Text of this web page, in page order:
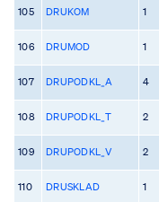
105 DRUKOM 1
106 DRUMOD 1
107 DRUPODKL_A 4
108 DRUPODKL_T 2
109 DRUPODKL_V 2
110 DRUSKLAD 1